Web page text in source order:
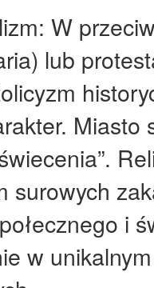
W
lub
. Miasto
surowych
i
w